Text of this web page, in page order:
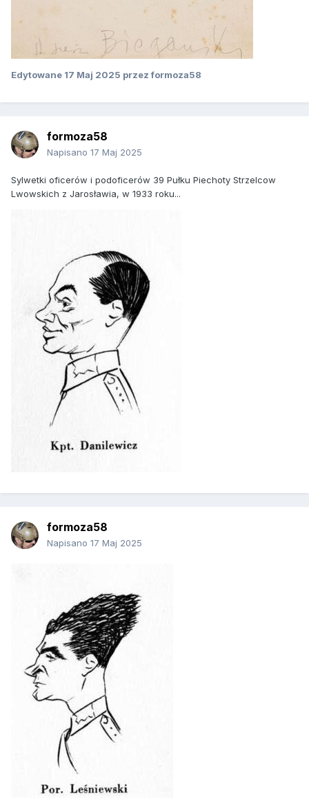
Edytowane 17 Maj 2025 przez formoza58
formoza58
Napisano 17 Maj 2025
Sylwetki oficerów i podoficerów 39 Pułku Piechoty Strzelcow
Lwowskich z Jarosławia, w 1933 roku...
formoza58
Napisano 17 Maj 2025